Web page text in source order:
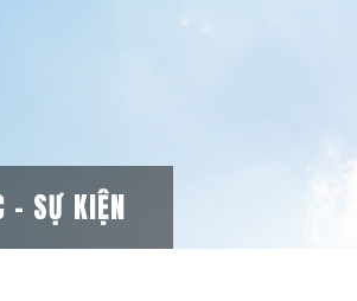
– SỰ KIỆN